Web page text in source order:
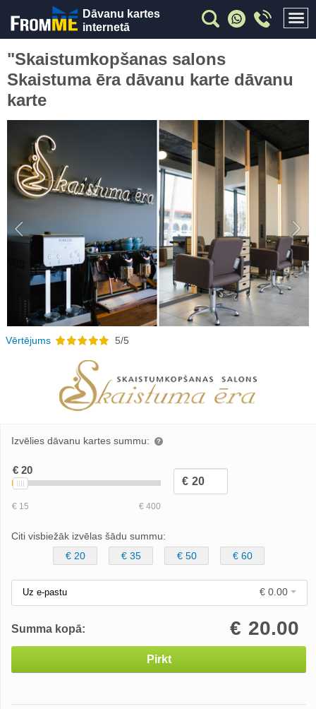
Dāvanu kartes
internetā
"Skaistumkopšanas salons
Skaistuma ēra dāvanu karte dāvanu
karte
Previous
Vērtējums 5/5
Izvēlies dāvanu kartes summu:
Citi visbiežāk izvēlas šādu summu:
€ 20
€ 35 € 50 € 60
Uz e-pastu € 0.00
Summa kopā: 20.00
€
Pirkt